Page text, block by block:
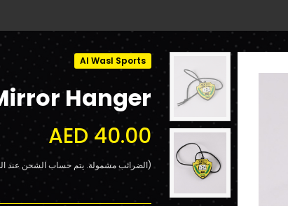
Al Wasl Sports
Hanger
AED 40.00
(الضرائب مشمولة. يتم حساب الشحن عند